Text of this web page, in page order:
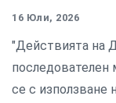
16 Юли, 2026
"Действията на
последователен
се с използване